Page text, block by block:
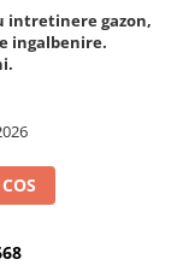
intretinere gazon,
ingalbenire.